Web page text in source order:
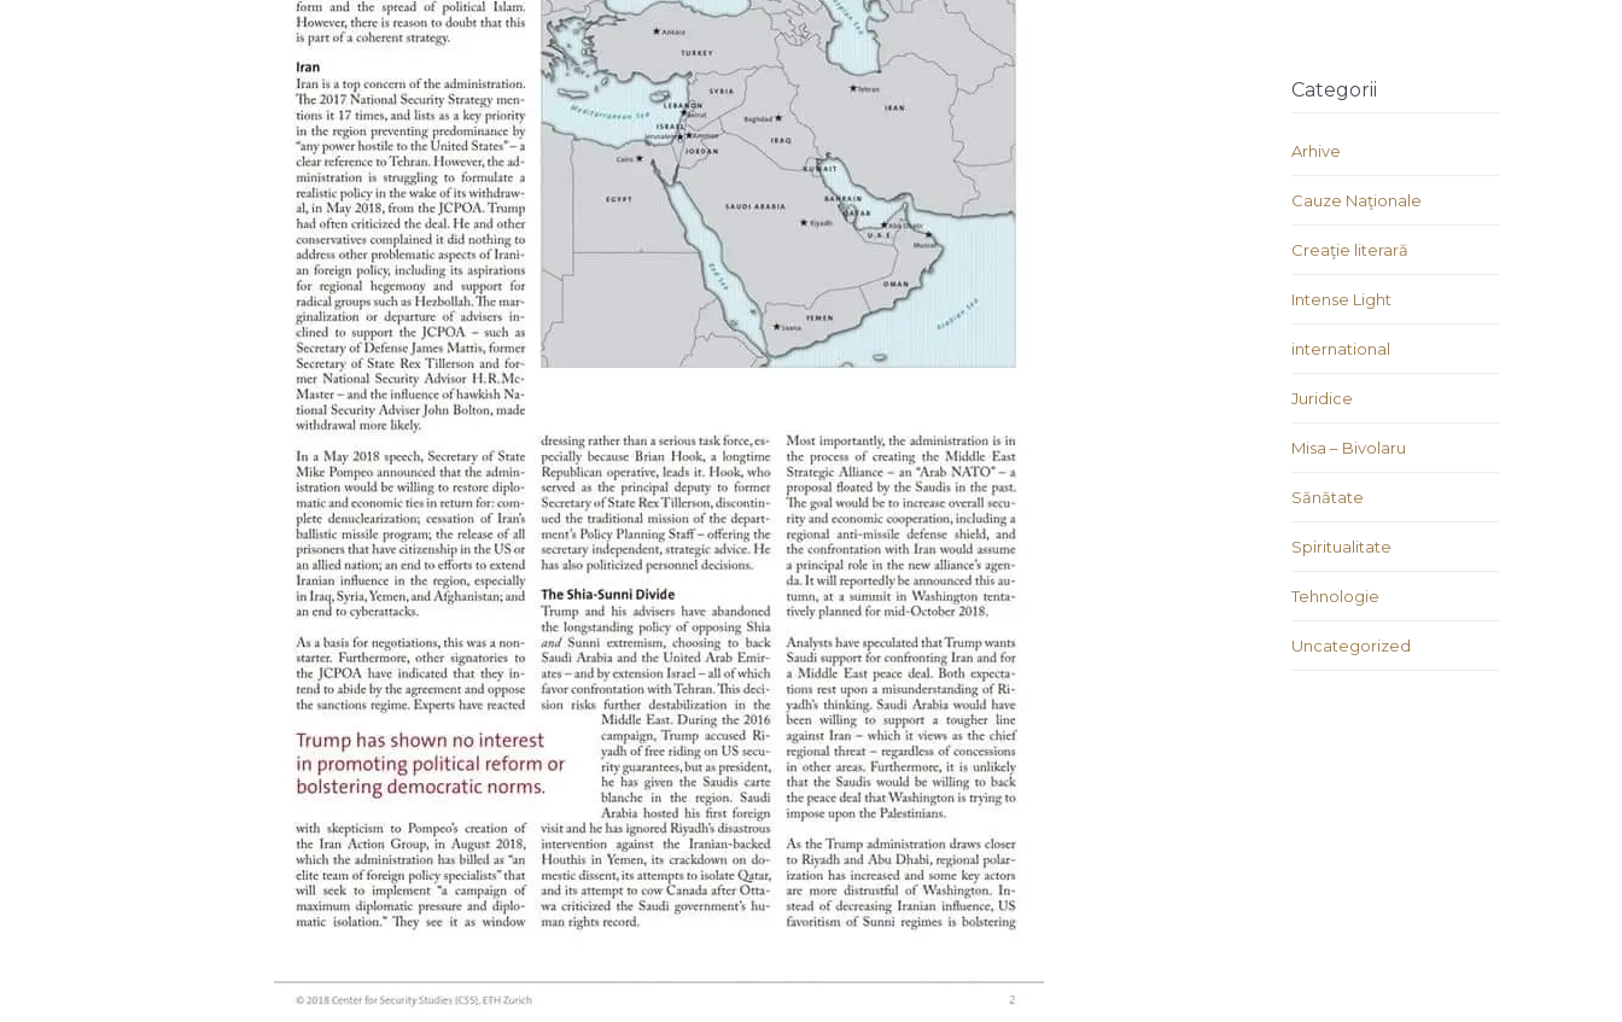
Categorii
Arhive
Cauze Naţionale
Creaţie literară
Intense Light
international
Juridice
Misa – Bivolaru
Sănătate
Spiritualitate
Tehnologie
Uncategorized